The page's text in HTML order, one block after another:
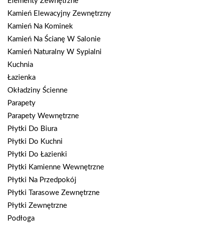
Kamień Elewacyjny Zewnętrzny
Kamień Na Kominek
Kamień Na Ścianę W Salonie
Kamień Naturalny W Sypialni
Kuchnia
Łazienka
Okładziny Ścienne
Parapety
Parapety Wewnętrzne
Płytki Do Biura
Płytki Do Kuchni
Płytki Do Łazienki
Płytki Kamienne Wewnętrzne
Płytki Na Przedpokój
Płytki Tarasowe Zewnętrzne
Płytki Zewnętrzne
Podłoga